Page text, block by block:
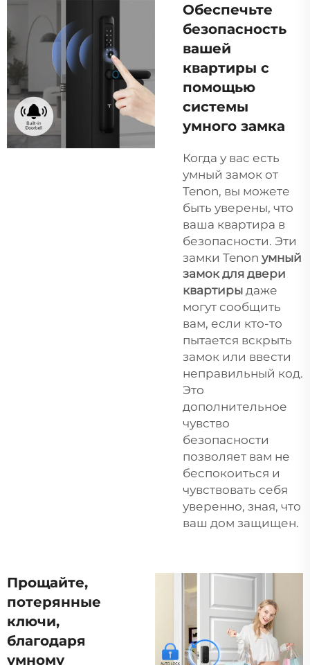
Обеспечьте
безопасность
вашей
квартиры с
помощью
системы
умного замка
Когда у вас есть
умный замок от
Tenon, вы можете
быть уверены, что
ваша квартира в
безопасности. Эти
замки Tenon умный
замок для двери
квартиры даже
могут сообщить
вам, если кто-то
пытается вскрыть
замок или ввести
неправильный код.
Это
дополнительное
чувство
безопасности
позволяет вам не
беспокоиться и
чувствовать себя
уверенно, зная, что
ваш дом защищен.
Прощайте,
потерянные
ключи,
благодаря
умному